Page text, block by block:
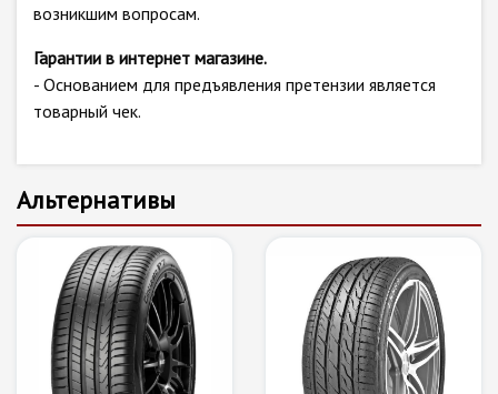
возникшим вопросам.
Гарантии в интернет магазине.
- Основанием для предъявления претензии является
товарный чек.
Альтернативы